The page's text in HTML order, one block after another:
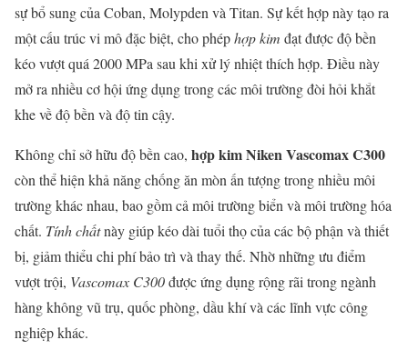
sự bổ sung của Coban, Molypden và Titan. Sự kết hợp này tạo ra
một cấu trúc vi mô đặc biệt, cho phéphợp kim đạt được độ bền
kéo vượt quá 2000 MPa sau khi xử lý nhiệt thích hợp. Điều này
mở ra nhiều cơ hội ứng dụng trong các môi trường đòi hỏi khắt
khe về độ bền và độ tin cậy.
Không chỉ sở hữu độ bền cao, hợp kim Niken Vascomax C300
còn thể hiện khả năng chống ăn mòn ấn tượng trong nhiều môi
trường khác nhau, bao gồm cả môi trường biển và môi trường hóa
chất. Tính chấtnày giúp kéo dài tuổi thọ của các bộ phận và thiết
bị, giảm thiểu chi phí bảo trì và thay thế. Nhờ những ưu điểm
vượt trội, Vascomax C300được ứng dụng rộng rãi trong ngành
hàng không vũ trụ, quốc phòng, dầu khí và các lĩnh vực công
nghiệp khác.